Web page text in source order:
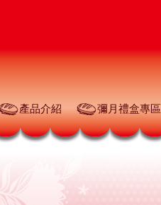
產品介紹 彌月禮盒專區